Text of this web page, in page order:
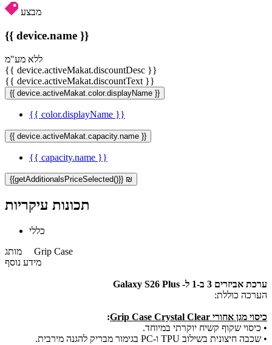
מבצע
{{ device.name }}
ללא מע"מ
{{ device.activeMakat.discountDesc }}
{{ device.activeMakat.discountText }}
{{ device.activeMakat.color.displayName }}
{{ color.displayName }}
{{ device.activeMakat.capacity.name }}
{{ capacity.name }}
{{getAdditionalsPriceSelected()}} ₪
תכונות עיקריות
כללי
מותג Grip Case
מידע נוסף
ערכת אביזרים 3 ב-1 ל- Galaxy S26 Plus
הערכה כוללת:
כיסוי מגן אחורי Grip Case Crystal Clear
:
• כיסוי שקוף קשיח יוקרתי במיוחד.
• שכבה חיצונית בשילוב TPU ו-PC בגימור מבריק להגנה מירבית.